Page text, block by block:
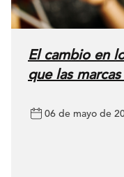
El cambio en
que las
06 de mayo de